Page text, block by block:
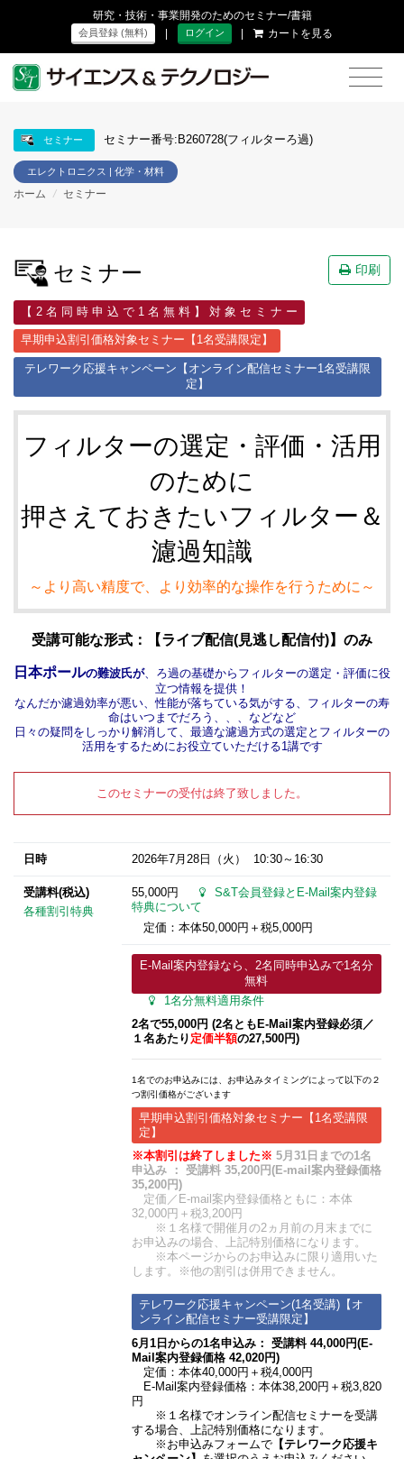
研究・技術・事業開発のためのセミナー/書籍
会員登録 (無料) | ログイン | カートを見る
セミナー セミナー番号:B260728(フィルターろ過)
エレクトロニクス | 化学・材料
ホーム / セミナー
セミナー 印刷
【 2 名 同 時 申 込 で 1 名 無 料 】 対 象 セ ミ ナ ー
早期申込割引価格対象セミナー【1名受講限定】
テレワーク応援キャンペーン【オンライン配信セミナー1名受講限
定】
フィルターの選定・評価・活用
のために
押さえておきたいフィルター＆
濾過知識
～より高い精度で、より効率的な操作を行うために～
受講可能な形式：【ライブ配信(見逃し配信付)】のみ
日本ポールの難波氏が、ろ過の基礎からフィルターの選定・評価に役
立つ情報を提供！
なんだか濾過効率が悪い、性能が落ちている気がする、フィルターの寿
命はいつまでだろう、、、などなど
日々の疑問をしっかり解消して、最適な濾過方式の選定とフィルターの
活用をするためにお役立ていただける1講です
このセミナーの受付は終了致しました。
日時 2026年7月28日 （火） 10:30～16:30
受講料(税込)
各種割引特典
55,000円
S&T会員登録とE-Mail案内登録
特典について
定価：本体50,000円＋税5,000円
E-Mail案内登録なら、2名同時申込みで1名分
無料
1名分無料適用条件
2名で55,000円 (2名ともE-Mail案内登録必須​／
１名あたり 定価半額の27,500円)
1名でのお申込みには、お申込みタイミングによって以下の２
つ割引価格がございます
早期申込割引価格対象セミナー【1名受講限
定】
※本割引は終了しました※ 5月31日までの1名
申込み ： 受講料 35,200円(E-mail案内登録価格
35,200円)
定価／E-mail案内登録価格ともに：本体
32,000円＋税3,200円
※１名様で開催月の2ヵ月前の月末までに
お申込みの場合、上記特別価格になります。
※本ページからのお申込みに限り適用いた
します。※他の割引は併用できません。
テレワーク応援キャンペーン(1名受講)【オ
ンライン配信セミナー受講限定】
6月1日からの1名申込み： 受講料 44,000円(E-
Mail案内登録価格 42,020円)
定価：本体40,000円＋税4,000円
E-Mail案内登録価格：本体38,200円＋税3,820
円
※１名様でオンライン配信セミナーを受講
する場合、上記特別価格になります。
※お申込みフォームで【テレワーク応援キ